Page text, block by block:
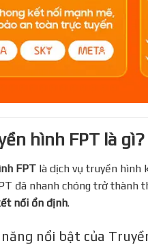
hình FPT là gì?
FPT là dịch vụ truyền hình
đã nhanh chóng trở thành
nối ổn định.
nổi bật của